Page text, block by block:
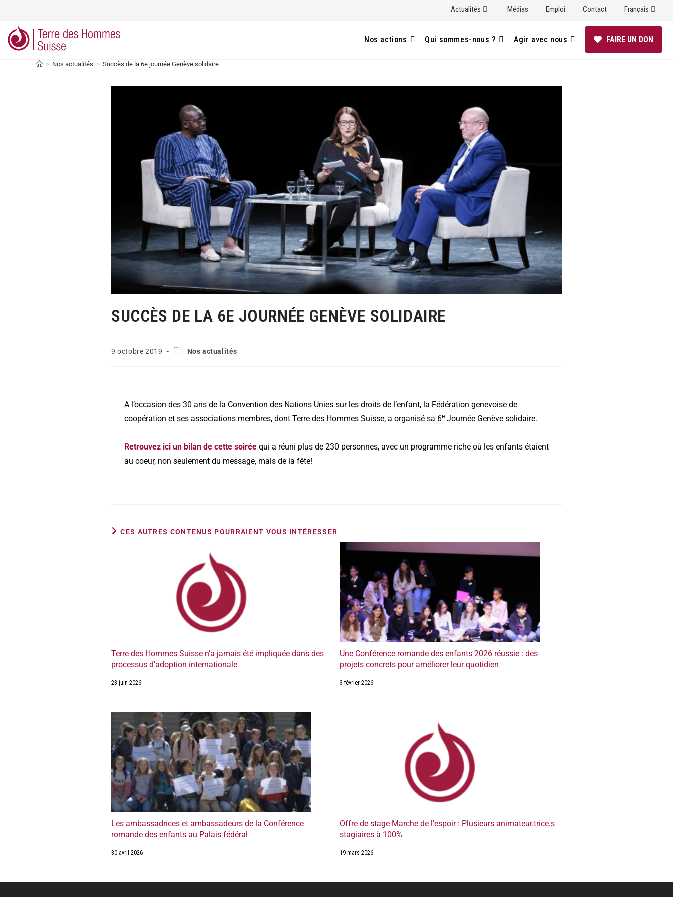
Actualités Médias Emploi Contact Français
Nos actions Qui sommes-nous ? Agir avec nous FAIRE UN DON
> Nos actualités > Succès de la 6e journée Genève solidaire
SUCCÈS DE LA 6E JOURNÉE GENÈVE SOLIDAIRE
9 octobre 2019 Nos actualités
A l’occasion des 30 ans de la Convention des Nations Unies sur les droits de l’enfant, la Fédération genevoise de
coopération et ses associations membres, dont Terre des Hommes Suisse, a organisé sa 6e Journée Genève solidaire.
Retrouvez ici un bilan de cette soirée qui a réuni plus de 230 personnes, avec un programme riche où les enfants étaient
au coeur, non seulement du message, mais de la fête!
CES AUTRES CONTENUS POURRAIENT VOUS INTÉRESSER
Terre des Hommes Suisse n’a jamais été impliquée dans des
processus d’adoption internationale
23 juin 2026
Une Conférence romande des enfants 2026 réussie : des
projets concrets pour améliorer leur quotidien
3 février 2026
Les ambassadrices et ambassadeurs de la Conférence
romande des enfants au Palais fédéral
30 avril 2026
Offre de stage Marche de l’espoir : Plusieurs animateur.trice.s
stagiaires à 100%
19 mars 2026